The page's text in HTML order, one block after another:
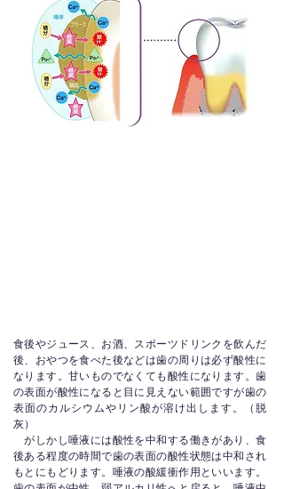
食後やジュース、お酒、スポーツドリンクを飲んだ
後、おやつを食べた後などは歯の周りは必ず酸性に
なります。甘いものでなくても酸性になります。歯
の表面が酸性になると目に見えない範囲ですが歯の
表面のカルシウムやリン酸が溶け出します。（脱
灰）
がしかし唾液には酸性を中和する働きがあり、食
後ある程度の時間で歯の表面の酸性状態は中和され
もとにもどります。唾液の酸緩衝作用といいます。